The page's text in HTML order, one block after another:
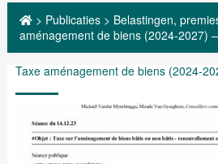
> Publicaties> Belastingen,
aménagement de biens (2024-2027)
Taxe aménagement de biens (2024-